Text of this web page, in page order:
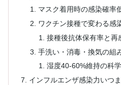
マスク着用時の感染確率
ワクチン接種で変わる感
接種後抗体保有率と再
手洗い・消毒・換気の組
湿度40-60%維持の科
インフルエンザ感染力いつ